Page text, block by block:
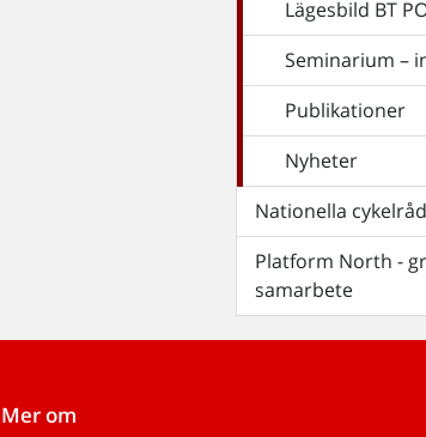
Lägesbild BT
Seminarium –
Publikationer
Nyheter
Nationella
Platform North -
samarbete
Mer om